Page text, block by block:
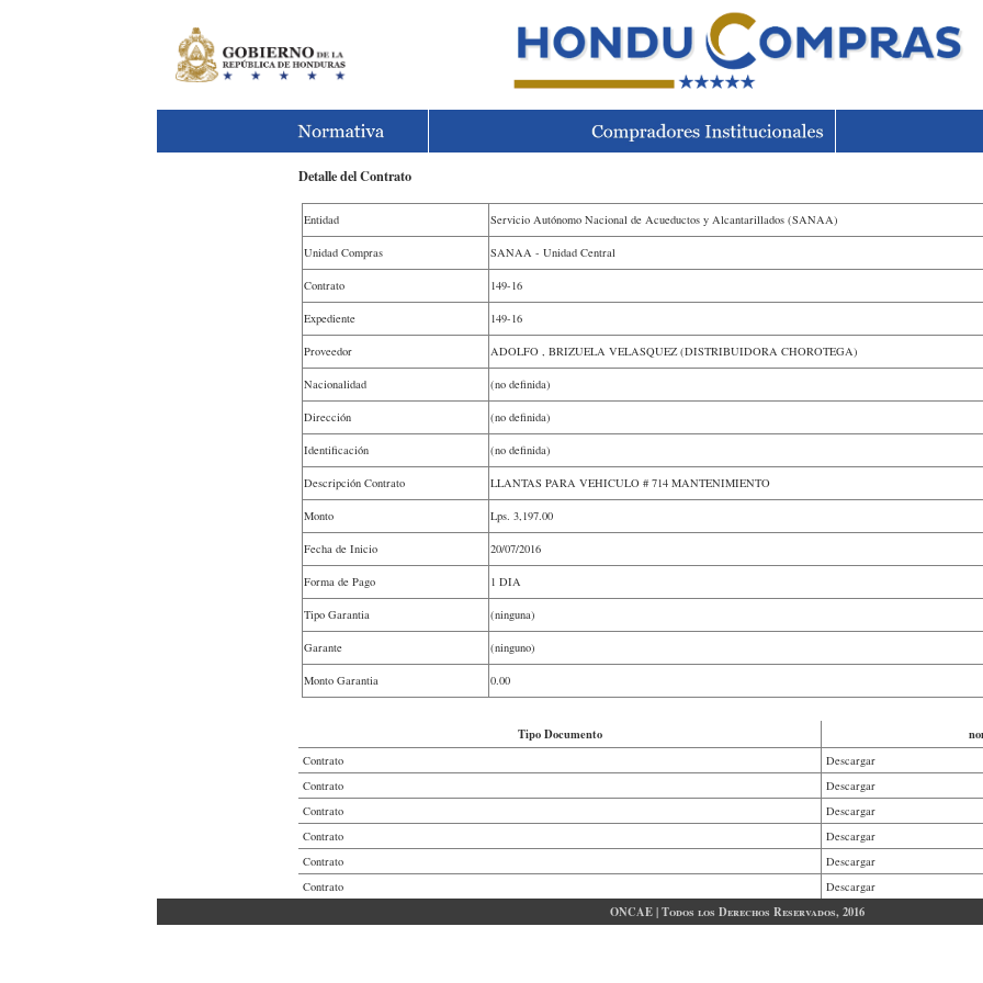
Detalle del Contrato
Entidad Servicio Autónomo Nacional de Acueductos y Alcantarillados (SANAA)
Unidad Compras SANAA - Unidad Central
Contrato 149-16
Expediente 149-16
Proveedor ADOLFO , BRIZUELA VELASQUEZ (DISTRIBUIDORA CHOROTEGA)
Nacionalidad (no definida)
Dirección (no definida)
Identificación (no definida)
Descripción Contrato LLANTAS PARA VEHICULO # 714 MANTENIMIENTO
Monto Lps. 3,197.00
Fecha de Inicio 20/07/2016
Forma de Pago 1 DIA
Tipo Garantia (ninguna)
Garante (ninguno)
Monto Garantia 0.00
Tipo Documento
Contrato
Descargar
Contrato
Descargar
Contrato
Descargar
Contrato
Descargar
Contrato
Descargar
Contrato
Descargar
ONCAE | Todos los Derechos Reservados, 2016